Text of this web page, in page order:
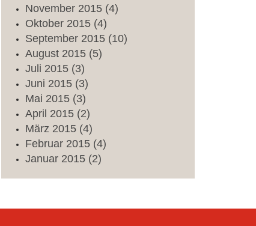
November 2015 (4)
Oktober 2015 (4)
September 2015 (10)
August 2015 (5)
Juli 2015 (3)
Juni 2015 (3)
Mai 2015 (3)
April 2015 (2)
März 2015 (4)
Februar 2015 (4)
Januar 2015 (2)